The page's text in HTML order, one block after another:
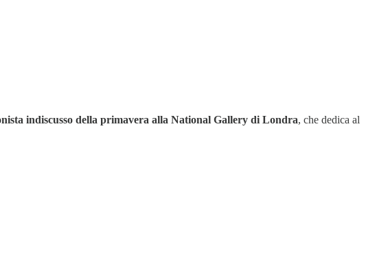
indiscusso della primavera alla National Gallery di Londra, che dedica al